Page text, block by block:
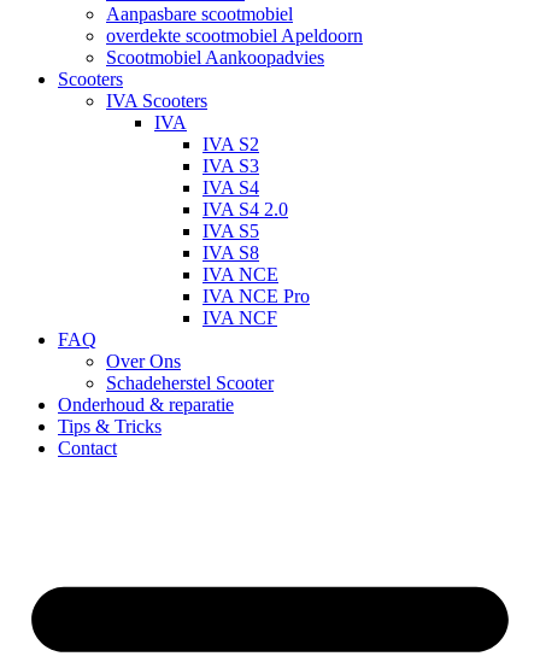
Aanpasbare scootmobiel
overdekte scootmobiel Apeldoorn
Scootmobiel Aankoopadvies
Scooters
IVA Scooters
IVA
IVA S2
IVA S3
IVA S4
IVA S4 2.0
IVA S5
IVA S8
IVA NCE
IVA NCE Pro
IVA NCF
FAQ
Over Ons
Schadeherstel Scooter
Onderhoud & reparatie
Tips & Tricks
Contact